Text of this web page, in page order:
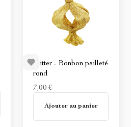
Glitter - Bonbon pailleté
rond
7,00 €
Non disponible
Ajouter au panier